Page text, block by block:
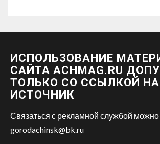
ИСПОЛЬЗОВАНИЕ
САЙТА ACHMAG.RU
ТОЛЬКО СО ССЫЛКОЙ НА
ИСТОЧНИК
Связаться с рекламной службой можно
gorodachinsk@bk.ru